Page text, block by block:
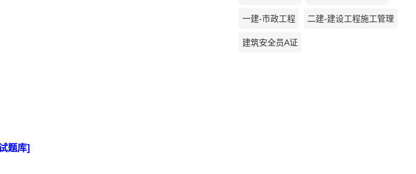
题库]
一建-市政工程 二建-建设工程施工管理
建筑安全员A证